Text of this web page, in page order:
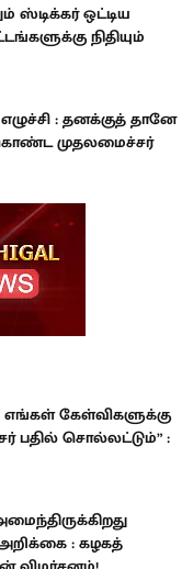
ஸ்டிக்கர் ஒட்டிய
நிதியும்
: தனக்குத் தானே
முதலமைச்சர்
எங்கள் கேள்விகளுக்கு
பதில் சொல்லட்டும்” :
: கழகத்